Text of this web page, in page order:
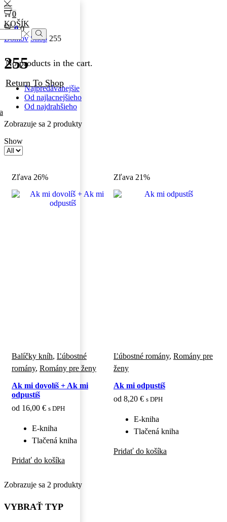
00
0
KOŠÍK
No products in the cart.
Return To Shop
Domov Shop 255
255
Najpredávanejšie
Od najlacnejšieho
Od najdrahšieho
Zobrazuje sa 2 produkty
Show
Zľava 26%
Balíčky kníh, Ľúbostné
romány, Romány pre ženy
Ak mi dovolíš + Ak mi
odpustíš
od 16,00 € s DPH
E-kniha
Tlačená kniha
Pridať do košíka
Zľava 21%
Ľúbostné romány, Romány pre
ženy
Ak mi odpustíš
od 8,20 € s DPH
E-kniha
Tlačená kniha
Pridať do košíka
Zobrazuje sa 2 produkty
VYBRAŤ TYP